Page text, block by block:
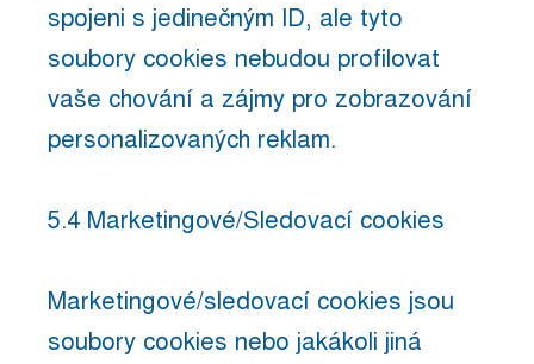
spojeni s jedinečným ID, ale tyto
soubory cookies nebudou profilovat
vaše chování a zájmy pro zobrazování
personalizovaných reklam.
5.4 Marketingové/Sledovací cookies
Marketingové/sledovací cookies jsou
soubory cookies nebo jakákoli jiná